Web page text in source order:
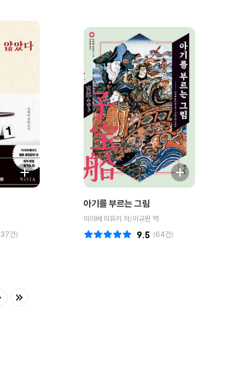
37건)
아기를 부르는 그림
미야베 미유키 저/이규원 역
(64건)
9.5